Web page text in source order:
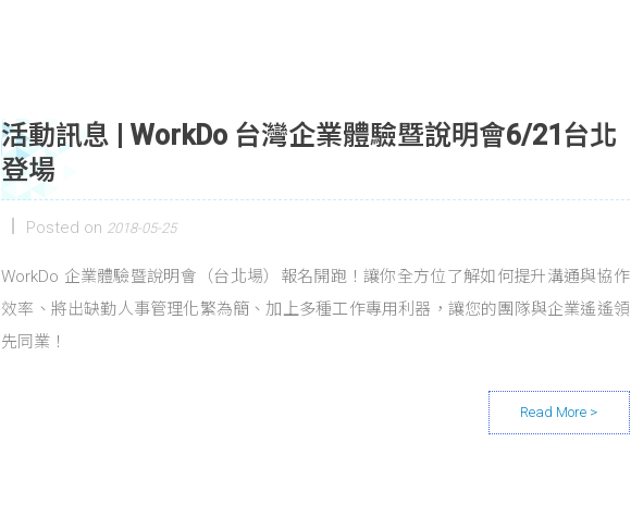
活動訊息 | WorkDo 台灣企業體驗暨說明會6/21台北
登場
Posted on 2018-05-25
WorkDo 企業體驗暨說明會（台北場）報名開跑！讓你全方位了解如何提升溝通與協作
效率、將出缺勤人事管理化繁為簡、加上多種工作專用利器，讓您的團隊與企業遙遙領
先同業！